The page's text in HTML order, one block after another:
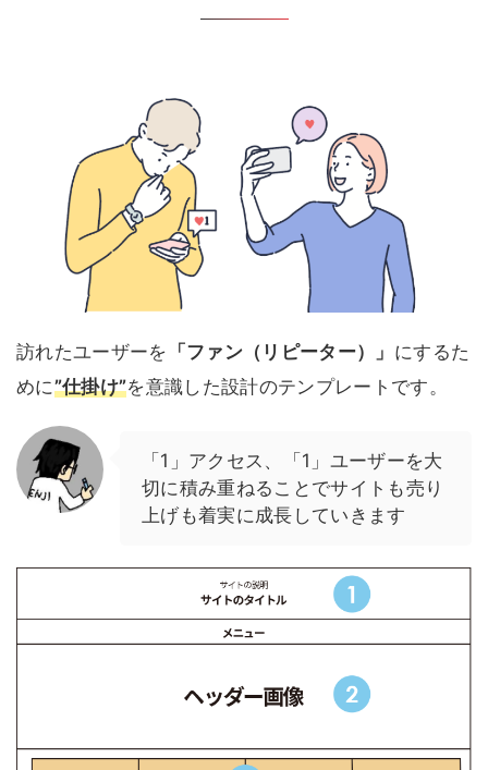
訪れたユーザーを 「ファン（リピーター）」 にするた
めに”仕掛け”を意識した設計のテンプレートです。
「1」アクセス、「1」ユーザーを大
切に積み重ねることでサイトも売り
上げも着実に成長していきます